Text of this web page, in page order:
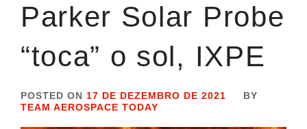
Parker Solar Probe
“toca” o sol, IXPE
POSTED ON 17 DE DEZEMBRO DE 2021
BY
TEAM AEROSPACE TODAY